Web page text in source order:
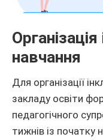
навчання
Для організації
закладу освіти
педагогічного
тижнів із початку